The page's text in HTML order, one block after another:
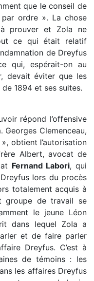
que le conseil de
ordre ». La chose
prouver et Zola ne
ce qui était relatif
de Dreyfus
qui, espérait-on au
devait éviter que les
1894 et ses suites.
répond l’offensive
Clemenceau,
obtient l’autorisation
Albert, avocat de
Fernand Labori, qui
lors du procès
totalement acquis à
groupe de travail se
le jeune Léon
dans lequel Zola a
et de faire parler
Dreyfus. C’est à
de témoins : les
les affaires Dreyfus